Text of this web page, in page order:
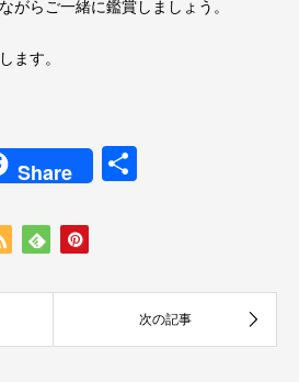
がらご一緒に鑑賞しましょう。
ます。
Share